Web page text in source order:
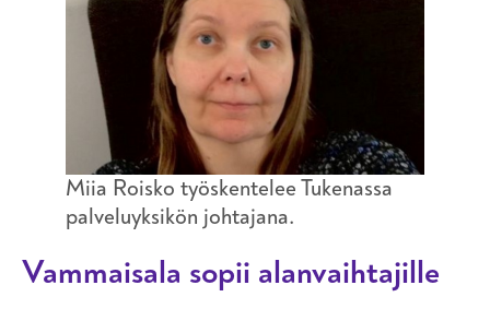
Miia Roisko työskentelee Tukenassa
palveluyksikön johtajana.
Vammaisala sopii alanvaihtajille